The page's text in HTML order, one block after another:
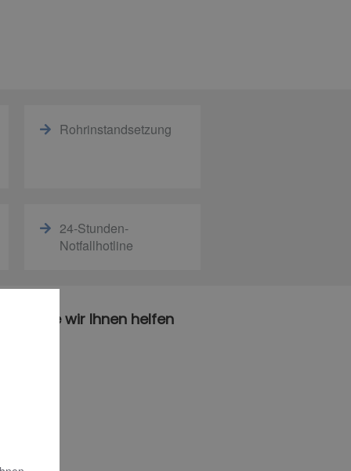
Rohrinstandsetzung
24-Stunden-
Notfallhotline
wie wir Ihnen helfen